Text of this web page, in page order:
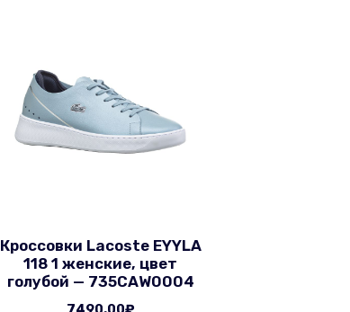
Кроссовки Lacoste EYYLA
118 1 женские, цвет
голубой — 735CAW0004